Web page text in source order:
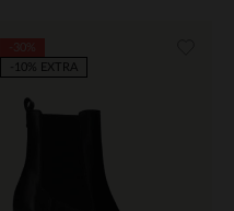
-10% EXTRA